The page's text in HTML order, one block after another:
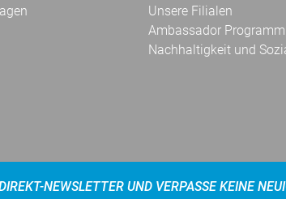
Unsere Filialen
Ambassador Programm
Nachhaltigkeit und
NEWSLETTER UND VERPASSE KEINE